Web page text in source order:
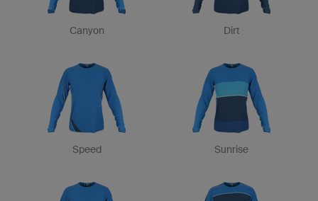
Canyon Dirt
Speed Sunrise